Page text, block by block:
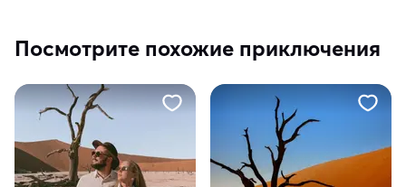
Посмотрите похожие приключения